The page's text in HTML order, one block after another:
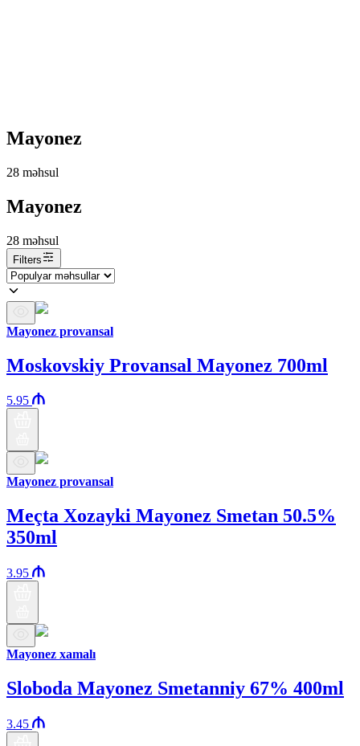
Mayonez
28 məhsul
Mayonez
28 məhsul
Filters
Mayonez provansal
Moskovskiy Provansal Mayonez 700ml
5.95
Mayonez provansal
Meçta Xozayki Mayonez Smetan 50.5%
350ml
3.95
Mayonez xamalı
Sloboda Mayonez Smetanniy 67% 400ml
3.45